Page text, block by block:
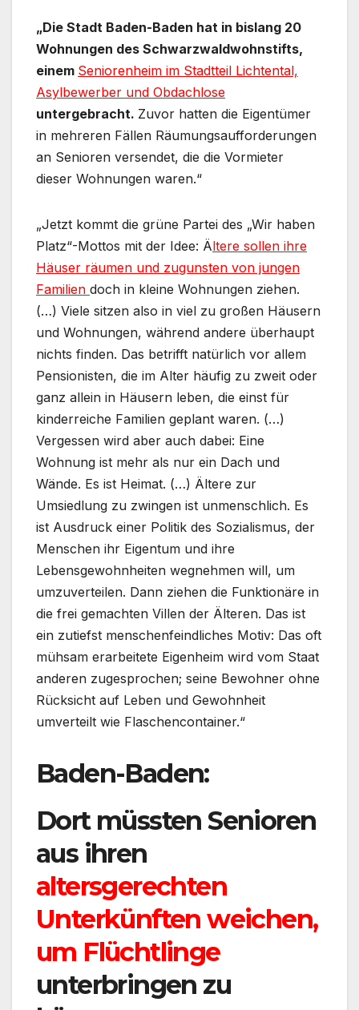
„Die Stadt Baden-Baden hat in bislang 20
Wohnungen des Schwarzwaldwohnstifts,
einem Seniorenheim im Stadtteil Lichtental,
Asylbewerber und Obdachlose
untergebracht. Zuvor hatten die Eigentümer
in mehreren Fällen Räumungsaufforderungen
an Senioren versendet, die die Vormieter
dieser Wohnungen waren.“
„Jetzt kommt die grüne Partei des „Wir haben
Platz“-Mottos mit der Idee: Ältere sollen ihre
Häuser räumen und zugunsten von jungen
Familien doch in kleine Wohnungen ziehen.
(…) Viele sitzen also in viel zu großen Häusern
und Wohnungen, während andere überhaupt
nichts finden. Das betrifft natürlich vor allem
Pensionisten, die im Alter häufig zu zweit oder
ganz allein in Häusern leben, die einst für
kinderreiche Familien geplant waren. (…)
Vergessen wird aber auch dabei: Eine
Wohnung ist mehr als nur ein Dach und
Wände. Es ist Heimat. (…) Ältere zur
Umsiedlung zu zwingen ist unmenschlich. Es
ist Ausdruck einer Politik des Sozialismus, der
Menschen ihr Eigentum und ihre
Lebensgewohnheiten wegnehmen will, um
umzuverteilen. Dann ziehen die Funktionäre in
die frei gemachten Villen der Älteren. Das ist
ein zutiefst menschenfeindliches Motiv: Das oft
mühsam erarbeitete Eigenheim wird vom Staat
anderen zugesprochen; seine Bewohner ohne
Rücksicht auf Leben und Gewohnheit
umverteilt wie Flaschencontainer.“
Baden-Baden:
Dort müssten Senioren
aus ihren
altersgerechten
Unterkünften weichen,
um Flüchtlinge
unterbringen zu